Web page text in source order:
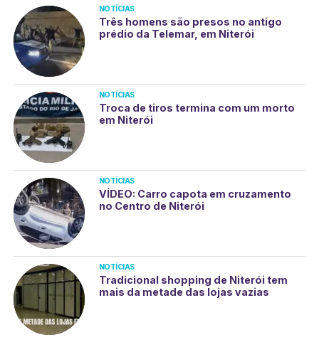
NOTÍCIAS
Três homens são presos no antigo
prédio da Telemar, em Niterói
NOTÍCIAS
Troca de tiros termina com um morto
em Niterói
NOTÍCIAS
VÍDEO: Carro capota em cruzamento
no Centro de Niterói
NOTÍCIAS
Tradicional shopping de Niterói tem
mais da metade das lojas vazias